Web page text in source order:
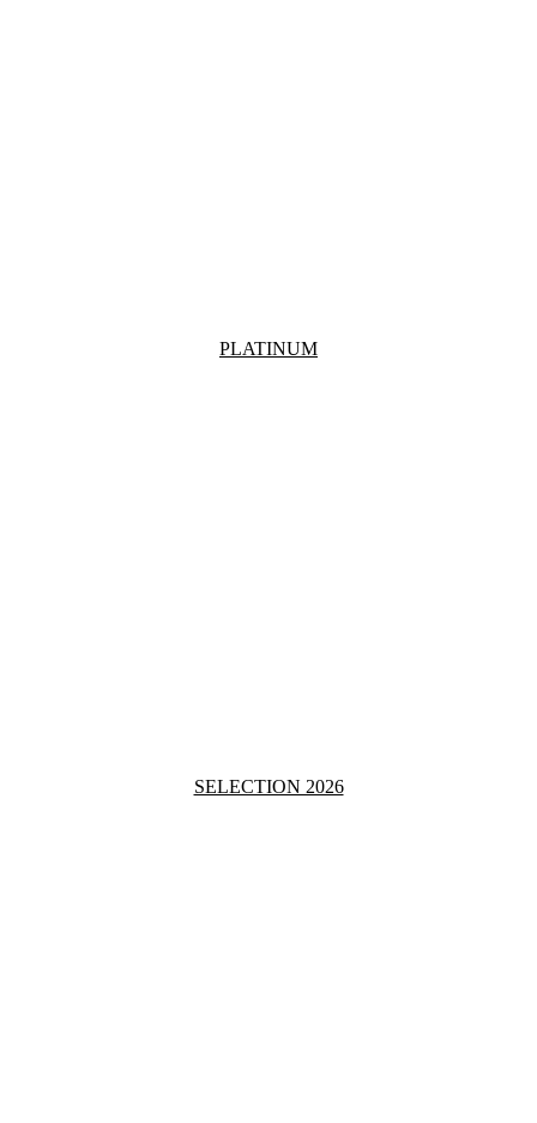
PLATINUM
SELECTION 2026